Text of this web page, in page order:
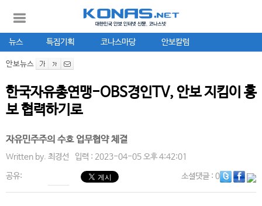
뉴스 특집기획 코나스마당 안보칼럼
안보뉴스
한국자유총연맹-OBS경인TV, 안보 지킴이 홍
보 협력하기로
자유민주주의 수호 업무협약 체결
Written by. 최경선 입력 : 2023-04-05 오후 4:42:01
공유: 소셜댓글: 0